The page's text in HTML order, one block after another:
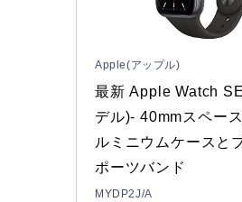
Apple(アップル)
最新 Apple Watch
デル)- 40mmスペー
ルミニウムケースと
ポーツバンド
MYDP2J/A